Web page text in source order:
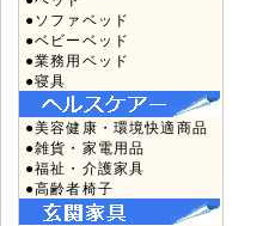
●ソファベッド
●ベビーベッド
●業務用ベッド
●寝具
●美容健康・環境快適商品
●雑貨・家電用品
●福祉・介護家具
●高齢者椅子